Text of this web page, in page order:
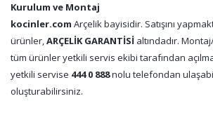
Kurulum ve Montaj
kocinler.com Arçelik bayisidir. Satışını
ürünler,ARÇELİK GARANTİSİ altındadır.
tüm ürünler yetkili servis ekibi tarafından
yetkili servise 444 0 888nolu telefondan
oluşturabilirsiniz.